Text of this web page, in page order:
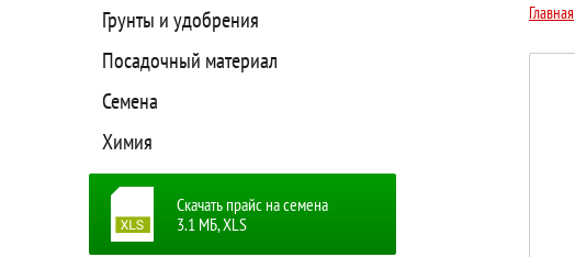
Грунты и удобрения
Посадочный материал
Семена
Химия
Скачать прайс на семена
3.1 MБ, XLS
Главная